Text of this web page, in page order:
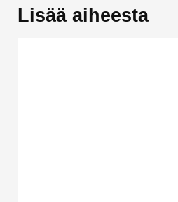
Lisää aiheesta